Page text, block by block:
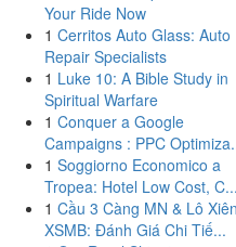
Your Ride Now
1 Cerritos Auto Glass: Auto
Repair Specialists
1 Luke 10: A Bible Study in
Spiritual Warfare
1 Conquer a Google
Campaigns : PPC
1 Soggiorno Economico a
Tropea: Hotel Low Cost, C...
1 Cầu 3 Càng MN & Lô Xiên
XSMB: Đánh Giá Chi Tiế...